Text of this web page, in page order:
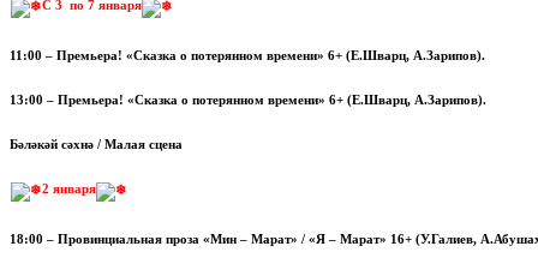
С 3 по 7 января
11:00 – Премьера! «Сказка о потерянном времени» 6+ (Е.Шварц, А.Зарипов).
13:00 – Премьера! «Сказка о потерянном времени» 6+ (Е.Шварц, А.Зарипов).
Бәләкәй сәхнә / Малая сцена
2 января
18:00 – Провинциальная проза «Мин – Марат» / «Я – Марат» 16+ (У.Галиев,